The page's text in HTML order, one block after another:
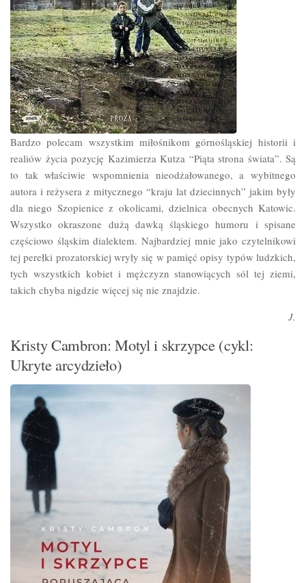
Bardzo polecam wszystkim miłośnikom górnośląskiej historii i
realiów życia pozycję Kazimierza Kutza “Piąta strona świata”. Są
to tak właściwie wspomnienia nieodżałowanego, a wybitnego
autora i reżysera z mitycznego “kraju lat dziecinnych” jakim były
dla niego Szopienice z okolicami, dzielnica obecnych Katowic.
Wszystko okraszone dużą dawką śląskiego humoru i spisane
częściowo śląskim dialektem. Najbardziej mnie jako czytelnikowi
tej perełki prozatorskiej wryły się w pamięć opisy typów ludzkich,
tych wszystkich kobiet i mężczyzn stanowiących sól tej ziemi,
takich chyba nigdzie więcej się nie znajdzie.
J.
Kristy Cambron: Motyl i skrzypce (cykl:
Ukryte arcydzieło)